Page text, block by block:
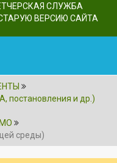
СЛУЖБА
ВЕРСИЮ САЙТА
постановления и др.)
среды)